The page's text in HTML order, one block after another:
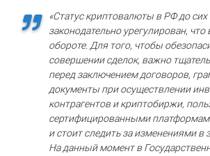
«Статус криптовалюты в РФ до сих
законодательно урегулирован, что
обороте. Для того, чтобы
совершении сделок, важно
перед заключением договоров,
документы при осуществлении
контрагентов и криптобиржи,
сертифицированными
и стоит следить за изменениями в
На данный момент в